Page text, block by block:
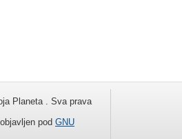
Planeta . Sva prava
pod GNU